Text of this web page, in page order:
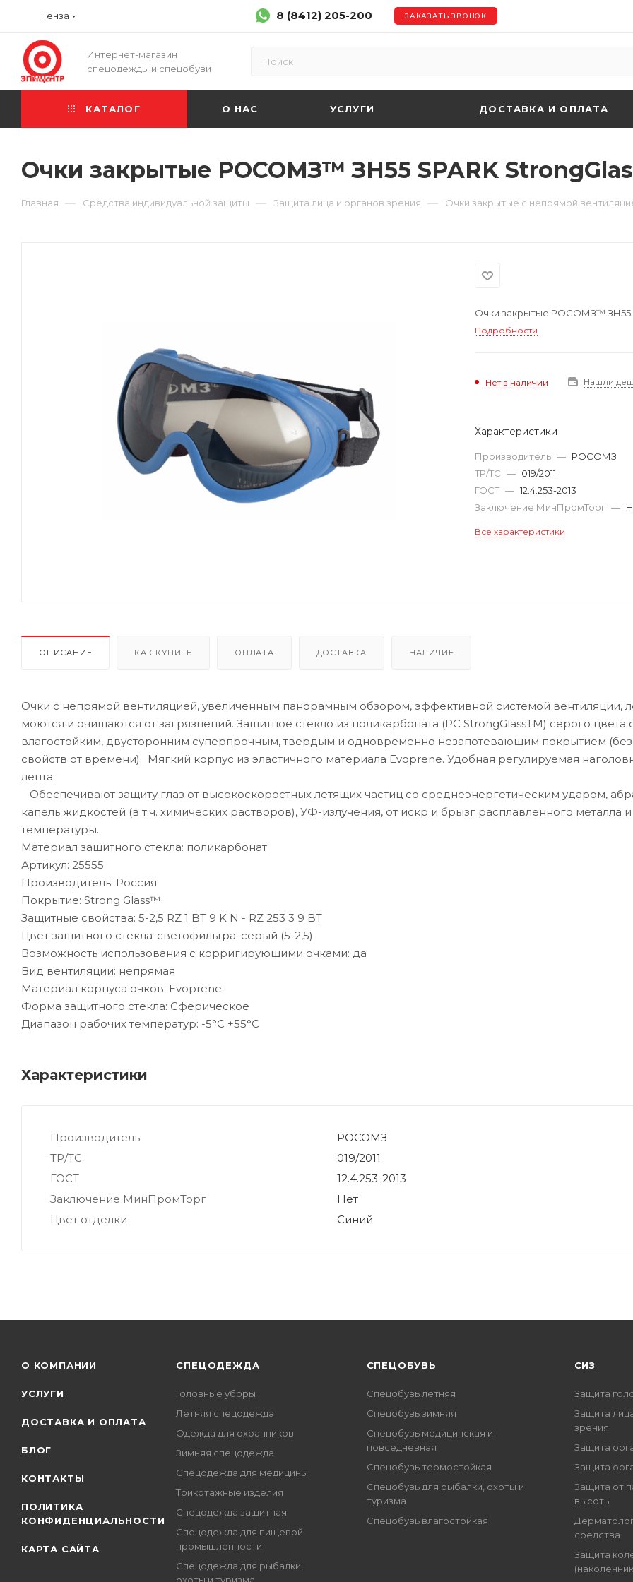
Пенза 8 (8412) 205-200 ЗАКАЗАТЬ ЗВОНОК
Интернет-магазин
спецодежды и спецобуви
КАТАЛОГ О НАС УСЛУГИ ДОСТАВКА И ОПЛАТА
Очки закрытые РОСОМЗ™ ЗН55 SPARK
Главная — Средства индивидуальной защиты — Защита лица и органов зрения — Очки закрытые с непрямой
Очки закрытые РОСОМЗ™ ЗН55
Подробности
Нет в наличии Нашли
Характеристики
Производитель — РОСОМЗ
ТР/ТС — 019/2011
ГОСТ — 12.4.253-2013
Заключение МинПромТорг —
Все характеристики
ОПИСАНИЕ КАК КУПИТЬ ОПЛАТА ДОСТАВКА НАЛИЧИЕ
Очки с непрямой вентиляцией, увеличенным панорамным обзором, эффективной системой вентиляции,
моются и очищаются от загрязнений. Защитное стекло из поликарбоната (РС StrongGlassTM) серого цвета
влагостойким, двусторонним суперпрочным, твердым и одновременно незапотевающим покрытием
свойств от времени). Мягкий корпус из эластичного материала Evoprene. Удобная регулируемая
лента.
Обеспечивают защиту глаз от высокоскоростных летящих частиц со среднеэнергетическим ударом,
капель жидкостей (в т.ч. химических растворов), УФ-излучения, от искр и брызг расплавленного металла
температуры.
Материал защитного стекла: поликарбонат
Артикул: 25555
Производитель: Россия
Покрытие: Strong Glass™
Защитные свойства: 5-2,5 RZ 1 BT 9 K N - RZ 253 3 9 BT
Цвет защитного стекла-светофильтра: серый (5-2,5)
Возможность использования с корригирующими очками: да
Вид вентиляции: непрямая
Материал корпуса очков: Evoprene
Форма защитного стекла: Сферическое
Диапазон рабочих температур: -5°C +55°C
Характеристики
Производитель
РОСОМЗ
ТР/ТС
019/2011
ГОСТ
12.4.253-2013
Заключение МинПромТорг
Нет
Цвет отделки
Синий
О КОМПАНИИ
УСЛУГИ
ДОСТАВКА И ОПЛАТА
БЛОГ
КОНТАКТЫ
ПОЛИТИКА
КОНФИДЕНЦИАЛЬНОСТИ
КАРТА САЙТА
СПЕЦОДЕЖДА
Головные уборы
Летняя спецодежда
Одежда для охранников
Зимняя спецодежда
Спецодежда для медицины
Трикотажные изделия
Спецодежда защитная
Спецодежда для пищевой
промышленности
Спецодежда для рыбалки,
CПЕЦОБУВЬ
Спецобувь летняя
Спецобувь зимняя
Спецобувь медицинская и
повседневная
Спецобувь термостойкая
Спецобувь для рыбалки, охоты и
туризма
Спецобувь влагостойкая
СИЗ
Защита
Защита
зрения
Защита
Защита
Защита от
высоты
средства
Защита